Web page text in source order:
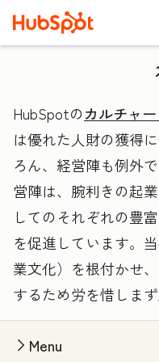
HubSpotのカルチャ
は優れた人財の獲得
ろん、経営陣も例外
営陣は、腕利きの起
してのそれぞれの豊
を促進しています。
業文化）を根付かせ
するため労を惜しま
Menu